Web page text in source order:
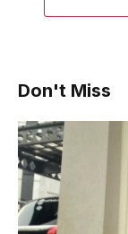
Don't Miss